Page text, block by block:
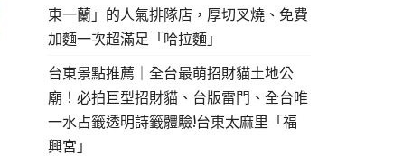
東一蘭」的人氣排隊店，厚切叉燒、免費
加麵一次超滿足「哈拉麵」
台東景點推薦｜全台最萌招財貓土地公
廟！必拍巨型招財貓、台版雷門、全台唯
一水占籤透明詩籤體驗!台東太麻里「福
興宮」